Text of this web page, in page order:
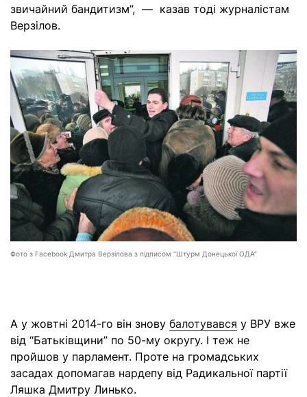
звичайний бандитизм”, — казав тоді журналістам
Верзілов.
Фото з Facebook Дмитра Верзілова з підписом “Штурм Донецької ОДА”
А у жовтні 2014-го він знову балотувався у ВРУ вже
від “Батьківщини” по 50-му округу. І теж не
пройшов у парламент. Проте на громадських
засадах допомагав нардепу від Радикальної партії
Ляшка Дмитру Линько.